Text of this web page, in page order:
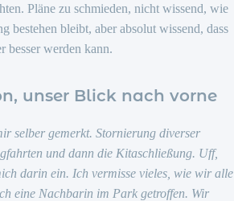
Pläne zu schmieden, nicht wissend, wie
bestehen bleibt, aber absolut wissend, dass
besser werden kann.
unser Blick nach vorne
selber gemerkt. Stornierung diverser
und dann die Kitaschließung. Uff,
darin ein. Ich vermisse vieles, wie wir alle
eine Nachbarin im Park getroffen. Wir